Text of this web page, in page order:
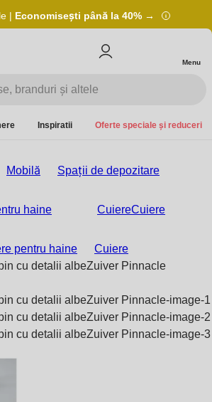
| Economisești până la 40% →
Menu
Inspiratii Oferte speciale și reduceri
Mobilă Spații de depozitare
haine CuiereCuiere
pentru haine Cuiere